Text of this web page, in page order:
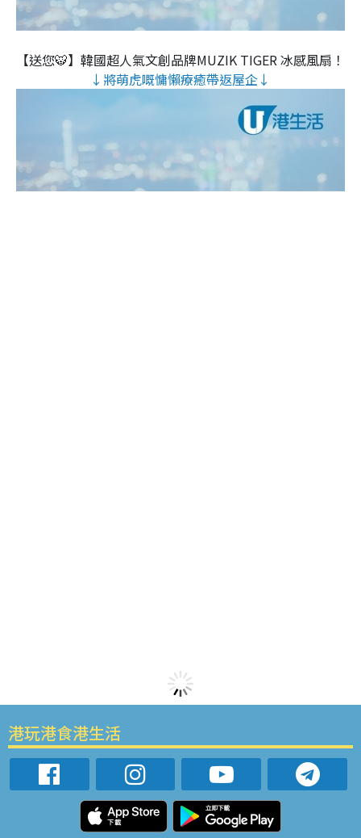
【送您🐯】韓國超人氣文創品牌MUZIK TIGER 冰感風扇！
↓將萌虎嘅慵懶療癒帶返屋企↓
港玩港食港生活